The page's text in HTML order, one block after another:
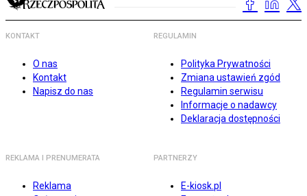
KONTAKT
O nas
Kontakt
Napisz do nas
REGULAMIN
Polityka Prywatności
Zmiana ustawień zgód
Regulamin serwisu
Informacje o nadawcy
Deklaracja dostępności
REKLAMA I PRENUMERATA
Reklama
PARTNERZY
E-kiosk.pl